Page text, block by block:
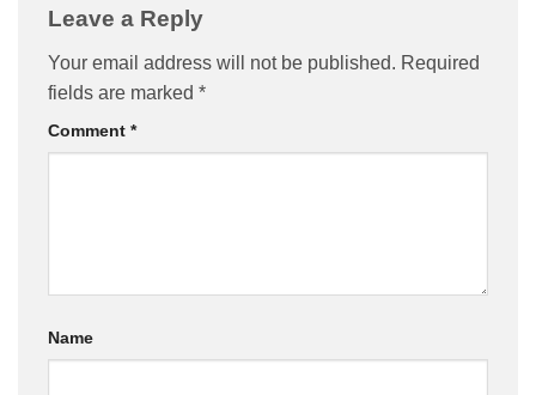
Leave a Reply
Your email address will not be published. Required
fields are marked *
Comment *
Name